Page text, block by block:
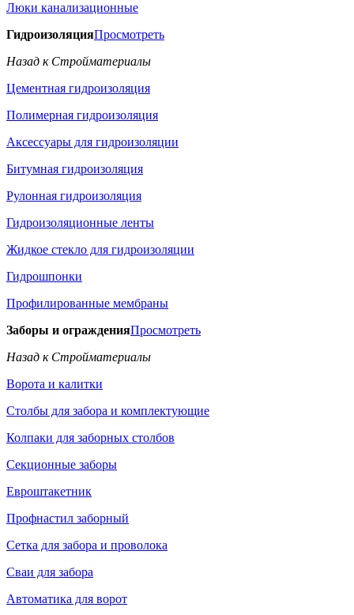
Люки канализационные
ГидроизоляцияПросмотреть
Назад к Стройматериалы
Цементная гидроизоляция
Полимерная гидроизоляция
Аксессуары для гидроизоляции
Битумная гидроизоляция
Рулонная гидроизоляция
Гидроизоляционные ленты
Жидкое стекло для гидроизоляции
Гидрошпонки
Профилированные мембраны
Заборы и огражденияПросмотреть
Назад к Стройматериалы
Ворота и калитки
Столбы для забора и комплектующие
Колпаки для заборных столбов
Секционные заборы
Евроштакетник
Профнастил заборный
Сетка для забора и проволока
Сваи для забора
Автоматика для ворот